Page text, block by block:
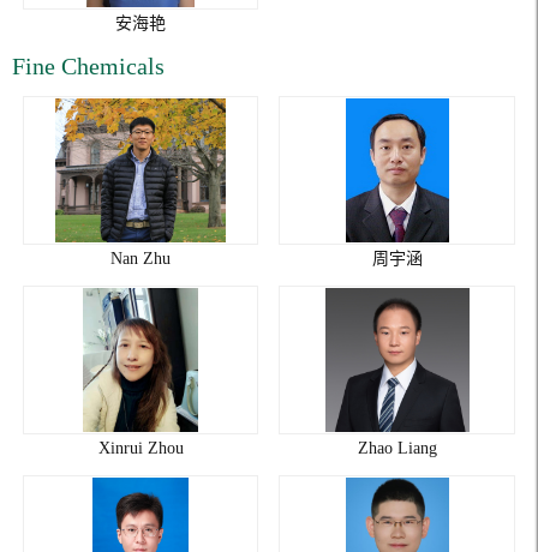
安海艳
Fine Chemicals
Nan Zhu 周宇涵
Xinrui Zhou Zhao Liang